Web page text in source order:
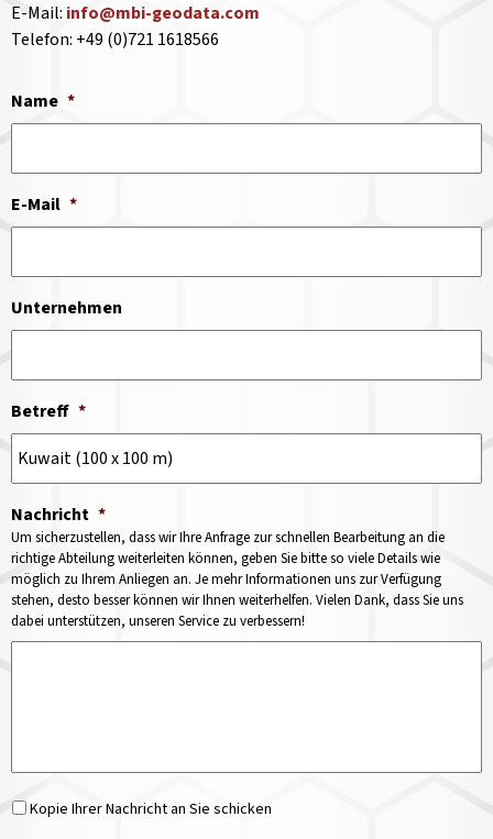
E-Mail: info@mbi-geodata.com
Telefon: +49 (0)721 1618566
Name *
E-Mail *
Unternehmen
Betreff *
Nachricht *
Um sicherzustellen, dass wir Ihre Anfrage zur schnellen Bearbeitung an die
richtige Abteilung weiterleiten können, geben Sie bitte so viele Details wie
möglich zu Ihrem Anliegen an. Je mehr Informationen uns zur Verfügung
stehen, desto besser können wir Ihnen weiterhelfen. Vielen Dank, dass Sie uns
dabei unterstützen, unseren Service zu verbessern!
Kopie Ihrer Nachricht an Sie schicken